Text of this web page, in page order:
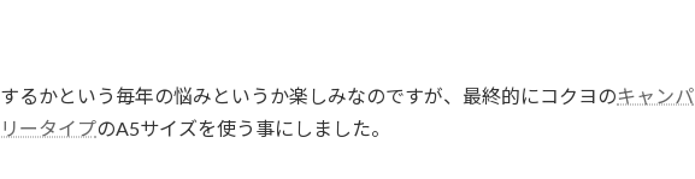
るかという毎年の悩みというか楽しみなのですが、最終的にコクヨのキャンパ
ータイプのA5サイズを使う事にしました。